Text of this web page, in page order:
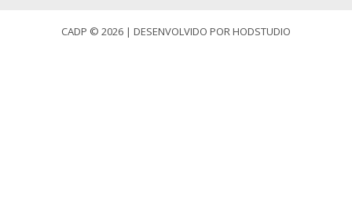
CADP © 2026 | DESENVOLVIDO PORHODSTUDIO